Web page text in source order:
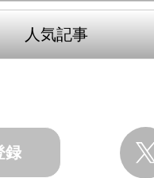
人気記事
録